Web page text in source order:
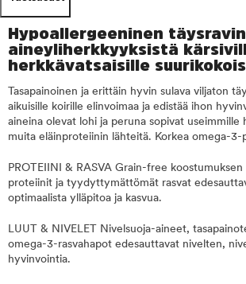
Hypoallergeeninen
aineyliherkkyyksistä
herkkävatsaisille
Tasapainoinen ja erittäin hyvin sulava viljaton
aikuisille koirille elinvoimaa ja edistää ihon
aineina olevat lohi ja peruna sopivat useimmille
muita eläinproteiinin lähteitä. Korkea omega-3-
PROTEIINI & RASVA Grain-free
proteiinit ja tyydyttymättömät rasvat
optimaalista ylläpitoa ja kasvua.
LUUT & NIVELET Nivelsuoja-aineet,
omega-3-rasvahapot edesauttavat nivelten,
hyvinvointia.